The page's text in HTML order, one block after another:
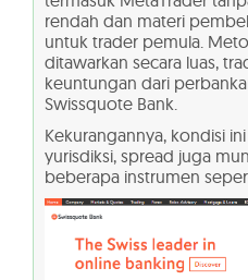
rendah dan materi
untuk trader pemula.
ditawarkan secara luas,
keuntungan dari
Swissquote Bank.
Kekurangannya, kondisi
yurisdiksi, spread juga
beberapa instrumen